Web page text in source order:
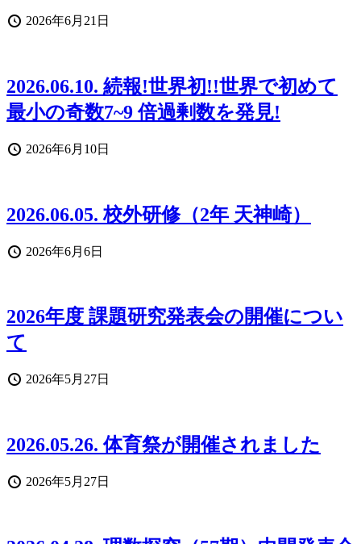
投
2026年6月21日
2026.06.10. 続報!世界初!!世界で初めて
最小の奇数7~9 倍過剰数を発見!
投
2026年6月10日
2026.06.05. 校外研修（2年 天神崎）
投
2026年6月6日
2026年度 課題研究発表会の開催につい
て
投
2026年5月27日
2026.05.26. 体育祭が開催されました
投
2026年5月27日